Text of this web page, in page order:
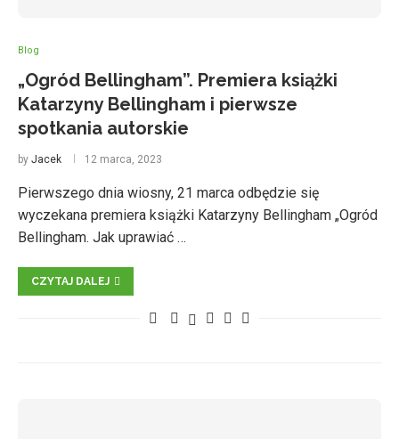
Blog
„Ogród Bellingham”. Premiera książki
Katarzyny Bellingham i pierwsze
spotkania autorskie
by Jacek 12 marca, 2023
Pierwszego dnia wiosny, 21 marca odbędzie się
wyczekana premiera książki Katarzyny Bellingham „Ogród
Bellingham. Jak uprawiać …
CZYTAJ DALEJ